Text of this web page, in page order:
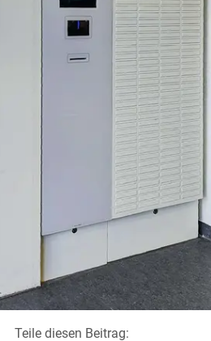
Teile diesen Beitrag: